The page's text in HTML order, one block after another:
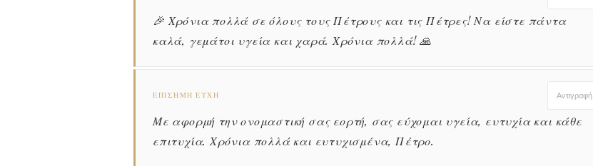
🎉 Χρόνια πολλά σε όλους τους Πέτρους και τις Πέτρες! Να είστε πάντα
καλά, γεμάτοι υγεία και χαρά. Χρόνια πολλά! 🙏
ΕΠΊΣΗΜΗ ΕΥΧΉ
Με αφορμή την ονομαστική σας εορτή, σας εύχομαι υγεία, ευτυχία και κάθε
επιτυχία. Χρόνια πολλά και ευτυχισμένα, Πέτρο.
Αντιγραφή